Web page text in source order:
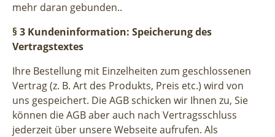
mehr daran gebunden..
§ 3 Kundeninformation: Speicherung des
Vertragstextes
Ihre Bestellung mit Einzelheiten zum geschlossenen
Vertrag (z. B. Art des Produkts, Preis etc.) wird von
uns gespeichert. Die AGB schicken wir Ihnen zu, Sie
können die AGB aber auch nach Vertragsschluss
jederzeit über unsere Webseite aufrufen. Als